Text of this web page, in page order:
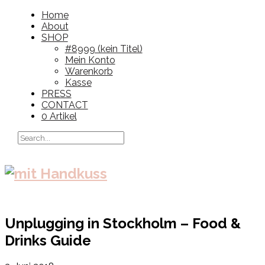
Home
About
SHOP
#8999 (kein Titel)
Mein Konto
Warenkorb
Kasse
PRESS
CONTACT
0 Artikel
Unplugging in Stockholm – Food &
Drinks Guide